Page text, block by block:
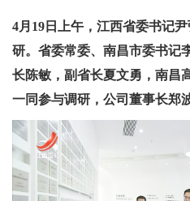
4月19日上午，江西省委书记
研。省委常委、南昌市委书记
长陈敏，副省长夏文勇，南昌
一同参与调研，公司董事长郑